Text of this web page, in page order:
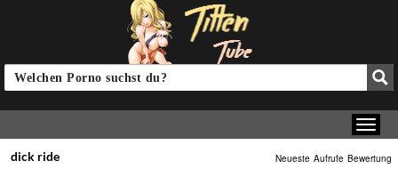
dick ride Neueste Aufrufe Bewertung